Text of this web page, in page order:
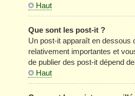
Haut
Que sont les post-it ?
Un post-it apparaît en dessous
relativement importantes et
de publier des post-it dépend
Haut